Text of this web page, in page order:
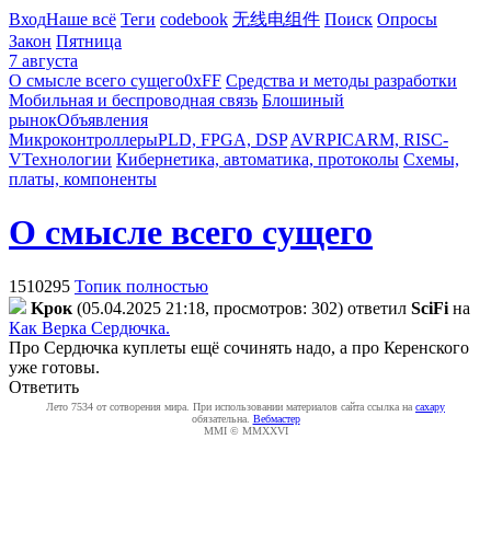
ВходНаше всё Теги codebook 无线电组件 Поиск Опросы
Закон Пятница
7 августа
О смысле всего сущего0xFF Средства и методы разработки
Мобильная и беспроводная связь Блошиный
рынокОбъявления
МикроконтроллерыPLD, FPGA, DSP AVRPICARM, RISC-
VТехнологии Кибернетика, автоматика, протоколы Схемы,
платы, компоненты
О смысле всего сущего
1510295 Топик полностью
Kpoк (05.04.2025 21:18, просмотров: 302) ответил SciFi на
Как Верка Сердючка.
Про Сердючка куплеты ещё сочинять надо, а про Керенского
уже готовы.
Ответить
Лето 7534 от сотворения мира. При использовании материалов сайта ссылка на caxapу
обязательна. Вебмастер
MMI © MMXXVI